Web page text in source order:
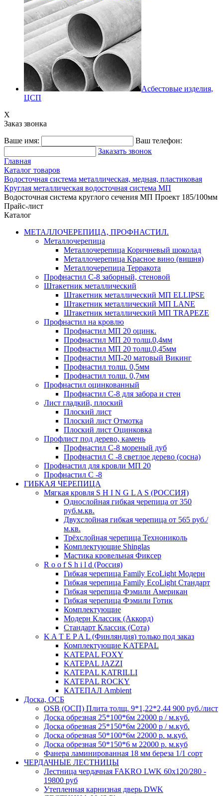
Асбестовые изделия,
ЦСП
X
Заказ звонка
Ваше имя:
Ваш телефон:
Заказать звонок
Главная
Каталог товаров
Водосточная система металлическая, медная, пластиковая
Круглая металлическая водосточная система МП
Водосточная система круглого сечения МП Проект 185/100мм
Прайс-лист
Каталог
МЕТАЛЛОЧЕРЕПИЦА, ПРОФНАСТИЛ.
Металлочерепица
Металлочерепица Коричневый шоколад
Металлочерепица Красное вино (вишня)
Металлочерепица Терракота
Профнастил С-8 заборный, стеновой
Штакетник металлический
Штакетник металлический МП ELLIPSE
Штакетник металлический МП LАNE
Штакетник металлический МП TRAPEZE
Профнастил на кровлю
Профнастил МП 20 оцинк.
Профнастил МП 20 толщ.0,4мм
Профнастил МП 20 толщ.0,45мм
Профнастил МП-20 матовый Викинг
Профнастил толщ. 0,5мм
Профнастил толщ. 0,7мм
Профнастил оцинкованный
Профнастил С-8 для забора и стен
Лист гладкий, плоский
Плоский лист
Плоский лист Отмотка
Плоский лист Оцинковка
Профлист под дерево, камень
Профнастил С-8 мореный дуб
Профнастил С -8 светлое дерево (сосна)
Профнастил для кровли МП 20
Профнастил С -8
ГИБКАЯ ЧЕРЕПИЦА
Мягкая кровля S H I N G L A S (РОССИЯ)
Однослойная гибкая черепица от 350
руб.м.кв.
Двухслойная гибкая черепица от 565 руб./
м.кв.
Трёхслойная черепица Технониколь
Комплектующие Shinglas
Мастика кровельная Фиксер
R o o f S h i l d (Россия)
Гибкая черепица Family ЕсоLight Модерн
Гибкая черепица Family ЕсоLight Стандарт
Гибкая черепица Фэмили Американ
Гибкая черепица Фэмили Готик
Комплектующие
Модерн Классик (Аккорд)
Стандарт Классик (Сота)
K A T E P A L (Финляндия) только под заказ
Комплектующие KATEPAL
KATEPAL FOXY
KATEPAL JAZZI
KATEPAL KATRILLI
KATEPAL ROCKY
КАТЕПАЛ Ambient
Доска, ОСБ
OSB (ОСП) Плита толщ. 9*1,22*2,44 900 руб./лист
Доска обрезная 25*100*6м 22000 р / м.куб.
Доска обрезная 25*150*6м 22000 р / м.куб.
Доска обрезная 50*100*6м 22000 р. м.куб.
Доска обрезная 50*150*6 м 22000 р. м.куб
Фанера ламинированная 18 мм береза 1/1 сорт
ЧЕРДАЧНЫЕ ЛЕСТНИЦЫ
Лестница чердачная FAKRO LWK 60х120/280 -
19800 руб
Утепленная карнизная дверь DWK